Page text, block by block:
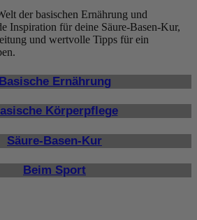
der basischen Ernährung und
Inspiration für deine Säure-Basen-Kur,
und wertvolle Tipps für ein
Basische Ernährung
Körperpflege
Säure-Basen-Kur
Beim Sport